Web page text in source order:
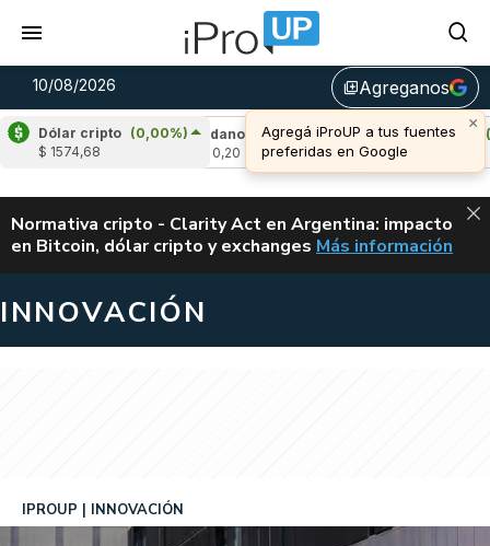
10/08/2026 library_addAgreganos
×
Agregá iProUP a tus fuentes
preferidas en Google
Dólar cripto (0,00%)
$ 1574,68
Cardano (-0,78%)
Avalanche
u$s 6,50
ALERTA
Normativa cripto - Clarity Act en Argentina: impacto
en Bitcoin, dólar cripto y exchanges CLARITY ACT EN
Más información
INNOVACIÓN
IPROUP INNOVACIÓN